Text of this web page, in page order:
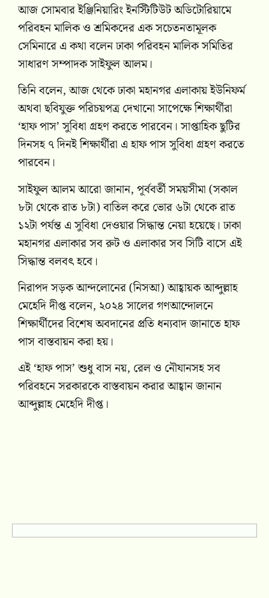
আজ সোমবার ইঞ্জিনিয়ারিং ইনস্টিটিউট অডিটোরিয়ামে
পরিবহন মালিক ও শ্রমিকদের এক সচেতনতামূলক
সেমিনারে এ কথা বলেন ঢাকা পরিবহন মালিক সমিতির
সাধারণ সম্পাদক সাইফুল আলম।
তিনি বলেন, আজ থেকে ঢাকা মহানগর এলাকায় ইউনিফর্ম
অথবা ছবিযুক্ত পরিচয়পত্র দেখানো সাপেক্ষে শিক্ষার্থীরা
‘হাফ পাস’ সুবিধা গ্রহণ করতে পারবেন। সাপ্তাহিক ছুটির
দিনসহ ৭ দিনই শিক্ষার্থীরা এ হাফ পাস সুবিধা গ্রহণ করতে
পারবেন।
সাইফুল আলম আরো জানান, পূর্ববর্তী সময়সীমা (সকাল
৮টা থেকে রাত ৮টা) বাতিল করে ভোর ৬টা থেকে রাত
১২টা পর্যন্ত এ সুবিধা দেওয়ার সিদ্ধান্ত নেয়া হয়েছে। ঢাকা
মহানগর এলাকার সব রুট ও এলাকার সব সিটি বাসে এই
সিদ্ধান্ত বলবৎ হবে।
নিরাপদ সড়ক আন্দলোনের (নিসআ) আহ্বায়ক আব্দুল্লাহ
মেহেদি দীপ্ত বলেন, ২০২৪ সালের গণআন্দোলনে
শিক্ষার্থীদের বিশেষ অবদানের প্রতি ধন্যবাদ জানাতে হাফ
পাস বাস্তবায়ন করা হয়।
এই ‘হাফ পাস’ শুধু বাস নয়, রেল ও নৌযানসহ সব
পরিবহনে সরকারকে বাস্তবায়ন করার আহ্বান জানান
আব্দুল্লাহ মেহেদি দীপ্ত।